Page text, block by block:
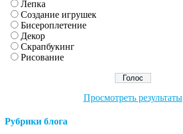
Лепка
Создание игрушек
Бисероплетение
Декор
Скрапбукинг
Рисование
Просмотреть результаты
Рубрики блога